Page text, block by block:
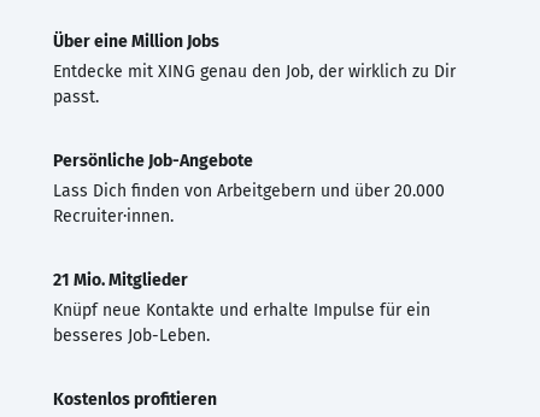
Über eine Million Jobs
Entdecke mit XING genau den Job, der wirklich zu Dir
passt.
Persönliche Job-Angebote
Lass Dich finden von Arbeitgebern und über 20.000
Recruiter·innen.
21 Mio. Mitglieder
Knüpf neue Kontakte und erhalte Impulse für ein
besseres Job-Leben.
Kostenlos profitieren